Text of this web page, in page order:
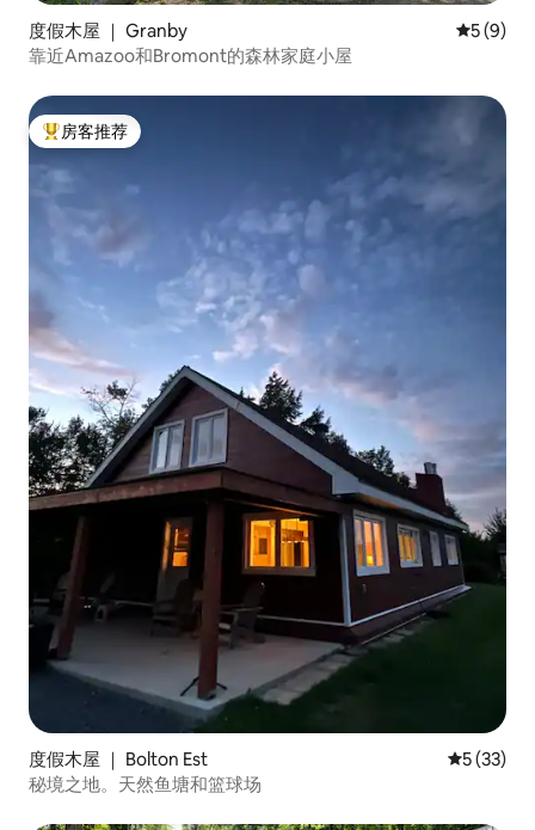
度假木屋 ｜ Granby 平均评分
5 (9)
靠近Amazoo和Bromont的森林家庭小屋
热门「房客推荐」
房客推荐
度假木屋 ｜ Bolton Est 平均评分
5 (33)
秘境之地。天然鱼塘和篮球场